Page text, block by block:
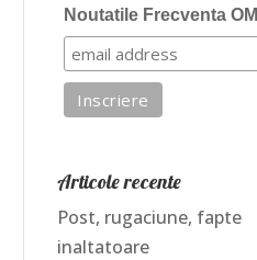
Noutatile Frecventa OM
Articole recente
Post, rugaciune, fapte
inaltatoare